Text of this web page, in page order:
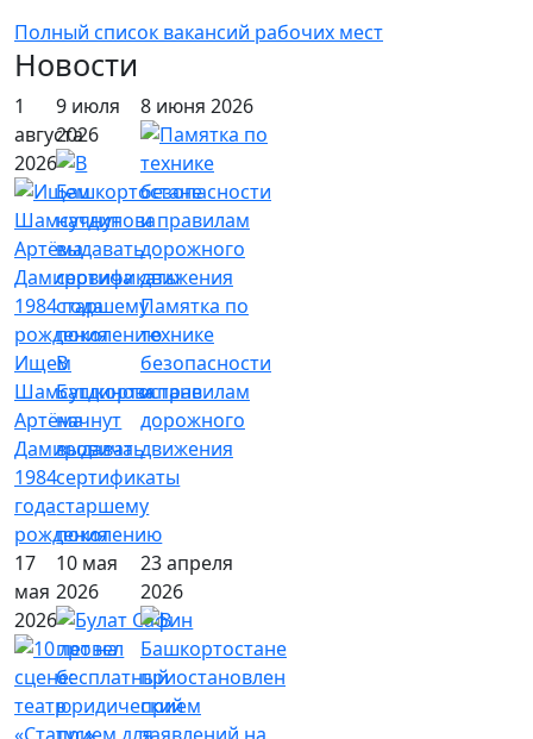
Полный список вакансий рабочих мест
Новости
1
августа
2026
Ищем
Шамсутдинова
Артёма
Дамировича
1984
года
рождения
9 июля
2026
В
Башкортостане
начнут
выдавать
сертификаты
старшему
поколению
8 июня 2026
Памятка по
технике
безопасности
и правилам
дорожного
движения
17
мая
2026
10 мая
2026
23 апреля
2026